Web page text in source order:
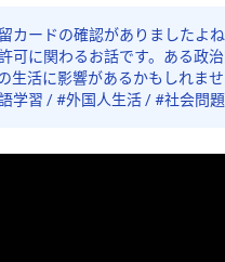
カードの確認がありましたよ
可に関わるお話です。ある政
活に影響があるかもしれま
学習 / #外国人生活 / #社会問題